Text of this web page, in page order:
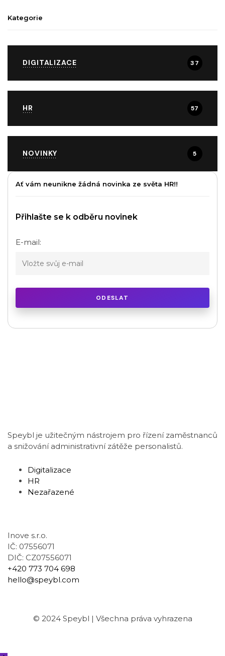
Kategorie
DIGITALIZACE 37
HR 57
NOVINKY 5
Ať vám neunikne žádná novinka ze světa HR!!
Přihlašte se k odběru novinek
E-mail:
Speybl je užitečným nástrojem pro řízení zaměstnanců
a snižování administrativní zátěže personalistů.
Digitalizace
HR
Nezařazené
Inove s.r.o.
IČ: 07556071
DIČ: CZ07556071
+420 773 704 698
hello@speybl.com
© 2024 Speybl | Všechna práva vyhrazena